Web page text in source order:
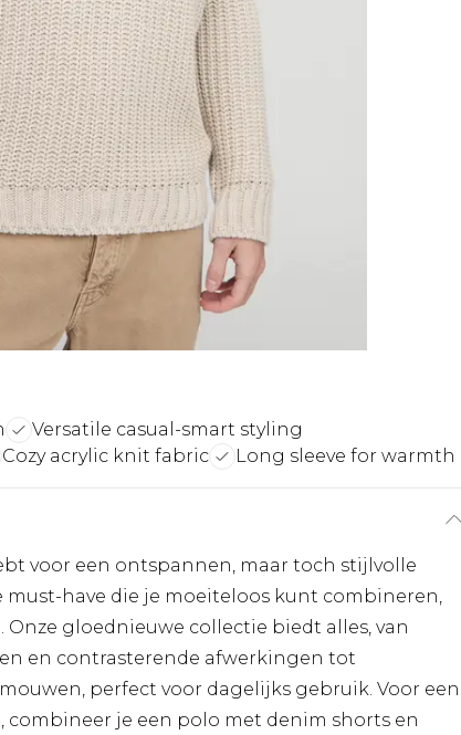
Versatile casual-smart styling
Cozy acrylic knit fabric Long sleeve for warmth
voor een ontspannen, maar toch stijlvolle
have die je moeiteloos kunt combineren,
gloednieuwe collectie biedt alles, van
en contrasterende afwerkingen tot
perfect voor dagelijks gebruik. Voor een
combineer je een polo met denim shorts en